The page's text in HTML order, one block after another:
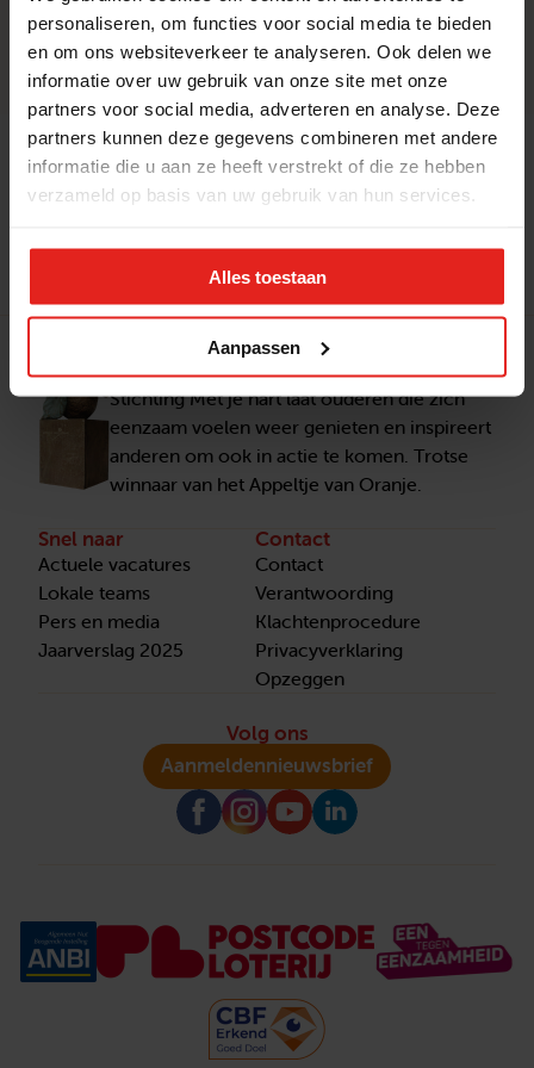
personaliseren, om functies voor social media te bieden
en om ons websiteverkeer te analyseren. Ook delen we
informatie over uw gebruik van onze site met onze
partners voor social media, adverteren en analyse. Deze
partners kunnen deze gegevens combineren met andere
informatie die u aan ze heeft verstrekt of die ze hebben
verzameld op basis van uw gebruik van hun services.
Alles toestaan
Aanpassen
Geen antwoord op je vraag? Neem contact
met ons op.
Contact
Stichting Met je hart
Stichting Met je hart laat ouderen die zich
eenzaam voelen weer genieten en inspireert
anderen om ook in actie te komen. Trotse
winnaar van het Appeltje van Oranje.
Snel naar
Actuele vacatures
Lokale teams
Pers en media
Jaarverslag 2025
Contact
Contact
Verantwoording
Klachtenprocedure
Privacyverklaring
Opzeggen
Volg ons
Aanmeldennieuwsbrief